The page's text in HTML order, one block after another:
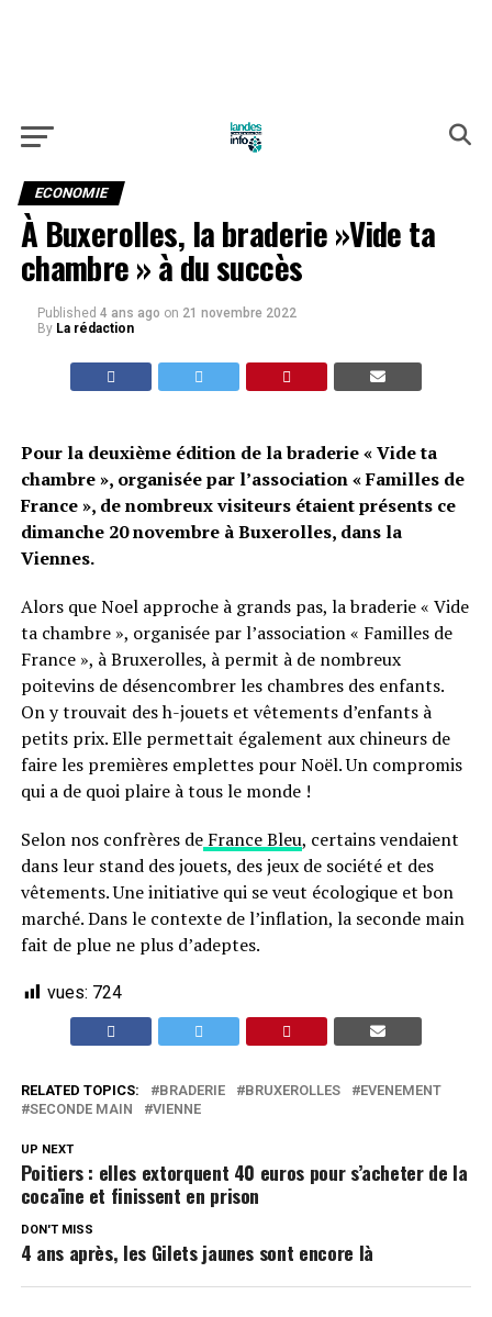
ECONOMIE
À Buxerolles, la braderie »Vide ta
chambre » à du succès
Published 4 ans ago on 21 novembre 2022
By La rédaction
Pour la deuxième édition de la braderie « Vide ta
chambre », organisée par l’association « Familles de
France », de nombreux visiteurs étaient présents ce
dimanche 20 novembre à Buxerolles, dans la
Viennes.
Alors que Noel approche à grands pas, la braderie « Vide
ta chambre », organisée par l’association « Familles de
France », à Bruxerolles, à permit à de nombreux
poitevins de désencombrer les chambres des enfants.
On y trouvait des h-jouets et vêtements d’enfants à
petits prix. Elle permettait également aux chineurs de
faire les premières emplettes pour Noël. Un compromis
qui a de quoi plaire à tous le monde !
Selon nos confrères deFrance Bleu, certains vendaient
dans leur stand des jouets, des jeux de société et des
vêtements. Une initiative qui se veut écologique et bon
marché. Dans le contexte de l’inflation, la seconde main
fait de plue ne plus d’adeptes.
vues: 724
RELATED TOPICS: BRADERIE BRUXEROLLES
EVENEMENT
SECONDE MAIN
VIENNE
UP NEXT
Poitiers : elles extorquent 40 euros pour s’acheter de la
cocaïne et finissent en prison
DON'T MISS
4 ans après, les Gilets jaunes sont encore là